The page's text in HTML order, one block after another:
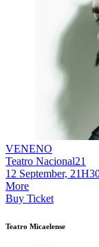
VENENO
Teatro Nacional21
12 September,
More
Buy Ticket
Teatro Micaelense